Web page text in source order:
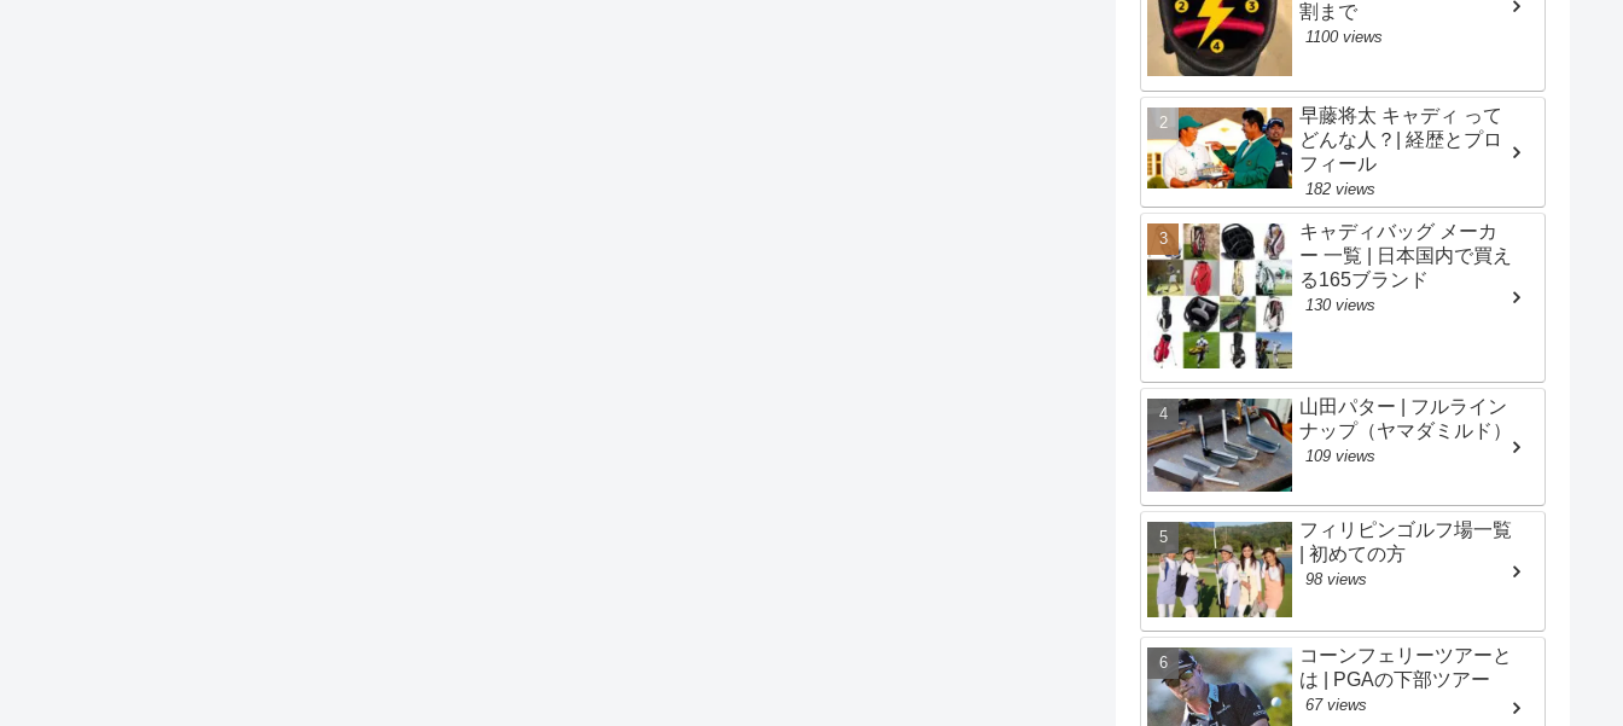
割まで
1100 views
早藤将太 キャディ って
どんな人？| 経歴とプロ
フィール
182 views
キャディバッグ メーカ
ー 一覧 | 日本国内で買え
る165ブランド
130 views
山田パター | フルライン
ナップ（ヤマダミルド）
109 views
フィリピンゴルフ場一覧
| 初めての方
98 views
コーンフェリーツアーと
は | PGAの下部ツアー
67 views